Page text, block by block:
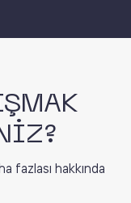
fazlası hakkında